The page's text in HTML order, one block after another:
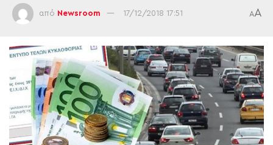
από Newsroom 17/12/2018 17:51 AA